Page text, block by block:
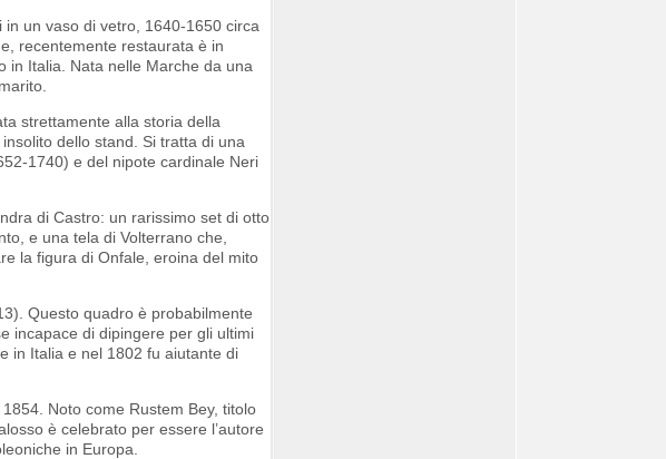
in un vaso di vetro, 1640-1650 circa
recentemente restaurata è in
in Italia. Nata nelle Marche da una
strettamente alla storia della
dello stand. Si tratta di una
1740) e del nipote cardinale Neri
di Castro: un rarissimo set di otto
e una tela di Volterrano che,
la figura di Onfale, eroina del mito
Questo quadro è probabilmente
incapace di dipingere per gli ultimi
in Italia e nel 1802 fu aiutante di
Noto come Rustem Bey, titolo
è celebrato per essere l’autore
in Europa.